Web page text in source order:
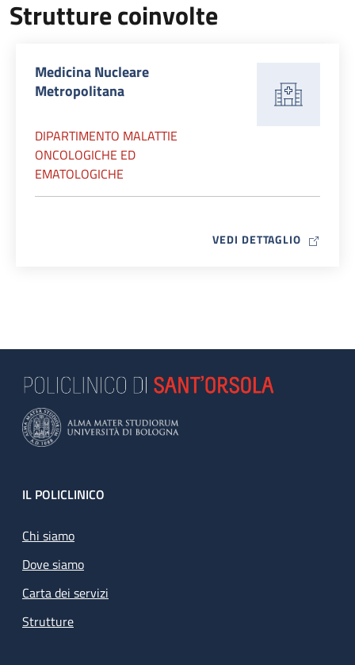
Strutture coinvolte
Medicina Nucleare
Metropolitana
DIPARTIMENTO MALATTIE
ONCOLOGICHE ED
EMATOLOGICHE
VEDI DETTAGLIO MAP ICON
Footer
IL POLICLINICO
Chi siamo
Dove siamo
Carta dei servizi
Strutture